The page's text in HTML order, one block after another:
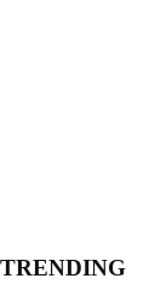
TRENDING